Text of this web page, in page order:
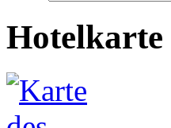
Hotelkarte